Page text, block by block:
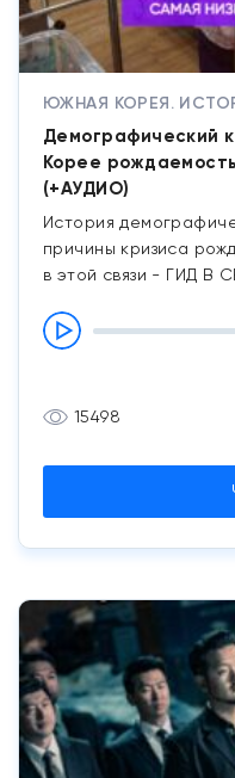
ЮЖНАЯ КОРЕЯ.
Демографический
Корее
(+АУДИО)
История
причины кризиса
в этой связи - ГИД В
15498